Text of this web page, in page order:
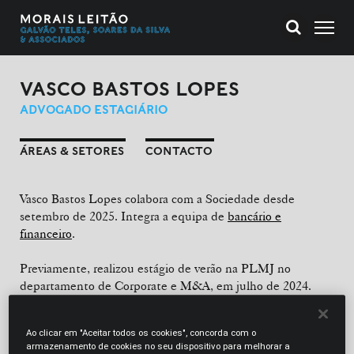
VASCO BASTOS LOPES
ADVOGADO ESTAGIÁRIO
ÁREAS & SETORES CONTACTO
Vasco Bastos Lopes colabora com a Sociedade desde
setembro de 2025. Integra a equipa de bancário e
financeiro.
Previamente, realizou estágio de verão na PLMJ no
departamento de Corporate e M&A, em julho de 2024.
Licenciatura em Direito (Faculdade de Direito da
Ao clicar em "Aceitar todos os cookies", concorda com o
armazenamento de cookies no seu dispositivo para melhorar a